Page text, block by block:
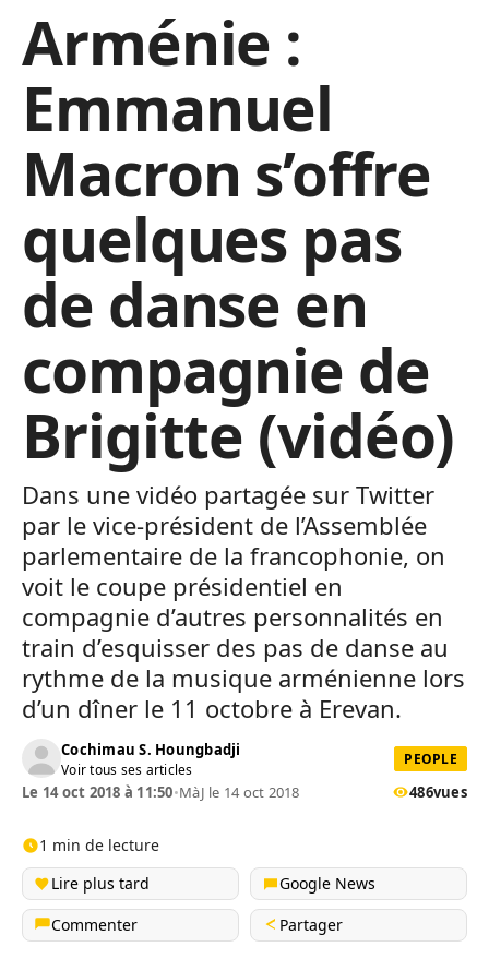
Arménie :
Emmanuel
Macron s’offre
quelques pas
de danse en
compagnie de
Brigitte (vidéo)
Dans une vidéo partagée sur Twitter
par le vice-président de l’Assemblée
parlementaire de la francophonie, on
voit le coupe présidentiel en
compagnie d’autres personnalités en
train d’esquisser des pas de danse au
rythme de la musique arménienne lors
d’un dîner le 11 octobre à Erevan.
Cochimau S. Houngbadji
Voir tous ses articles
PEOPLE
Le 14 oct 2018 à 11:50•MàJ le 14 oct 2018 486vues
1 min de lecture
Lire plus tard
Google News
Commenter
Partager